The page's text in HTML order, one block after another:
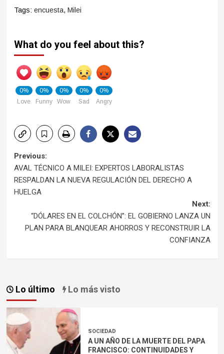
Tags: encuesta, Milei
What do you feel about this?
0%
Love
0%
Funny
0%
Wow
0%
Sad
0%
Angry
Post
navigation
Previous:
AVAL TÉCNICO A MILEI: EXPERTOS LABORALISTAS
RESPALDAN LA NUEVA REGULACIÓN DEL DERECHO A
HUELGA
Next:
“DÓLARES EN EL COLCHÓN”: EL GOBIERNO LANZA UN
PLAN PARA BLANQUEAR AHORROS Y RECONSTRUIR LA
CONFIANZA
Lo último Lo más visto
SOCIEDAD
A UN AÑO DE LA MUERTE DEL PAPA
FRANCISCO: CONTINUIDADES Y